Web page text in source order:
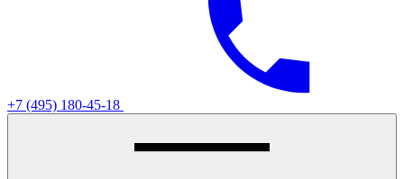
+7 (495) 180-45-18